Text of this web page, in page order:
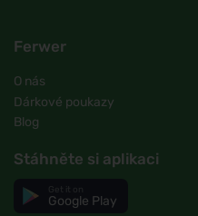
Ferwer
O nás
Dárkové poukazy
Blog
Stáhněte si aplikaci
Google Play